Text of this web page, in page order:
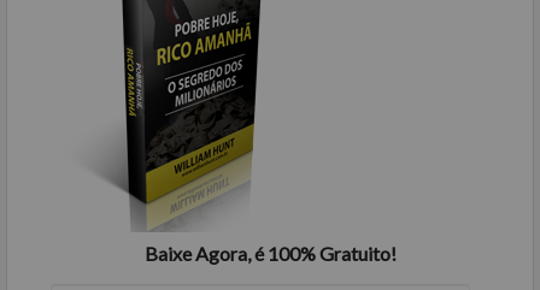
Baixe Agora, é 100% Gratuito!